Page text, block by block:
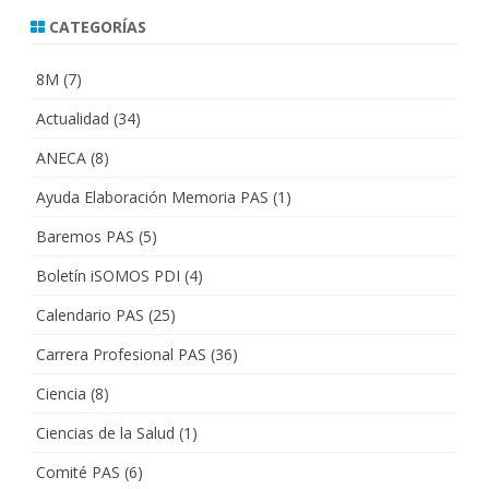
CATEGORÍAS
8M (7)
Actualidad (34)
ANECA (8)
Ayuda Elaboración Memoria PAS (1)
Baremos PAS (5)
Boletín iSOMOS PDI (4)
Calendario PAS (25)
Carrera Profesional PAS (36)
Ciencia (8)
Ciencias de la Salud (1)
Comité PAS (6)